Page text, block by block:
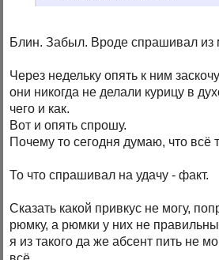
Блин. Забыл. Вроде спрашивал из
Через недельку опять к ним
они никогда не делали курицу в
чего и как.
Вот и опять спрошу.
Почему то сегодня думаю, что всё
То что спрашивал на удачу - факт.
Сказать какой привкус не могу,
рюмку, а рюмки у них не
я из такого да же абсент пить не